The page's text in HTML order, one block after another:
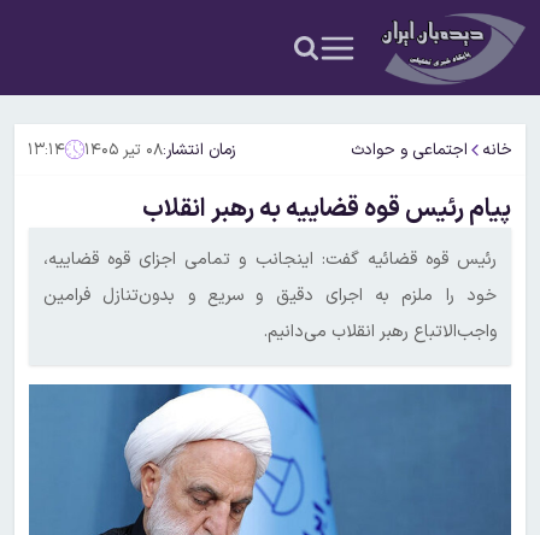
خانه اجتماعی و حوادث زمان انتشار:۰۸ تیر ۱۴۰۵ ۱۳:۱۴
پیام رئیس قوه قضاییه به رهبر انقلاب
رئیس قوه قضائیه گفت: اینجانب و تمامی اجزای قوه قضاییه،
خود را ملزم به اجرای دقیق و سریع و بدون‌تنازل فرامین
واجب‌الاتباع رهبر انقلاب می‌دانیم.